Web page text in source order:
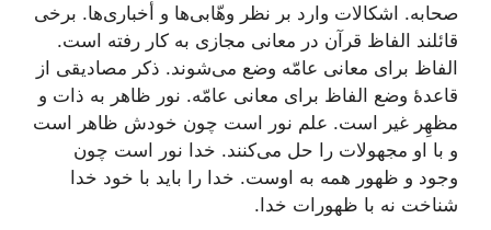
صحابه. اشکالات وارد بر نظر وهّابی‌ها و أخباری‌ها. برخی
قائلند الفاظ قرآن در معانی مجازی به کار رفته است.
الفاظ برای معانی عامّه وضع می‌شوند. ذکر مصادیقی از
قاعدۀ وضع الفاظ برای معانی عامّه. نور ظاهر به ذات و
مظهِر غیر است. علم نور است چون خودش ظاهر است
و با او مجهولات را حل می‌کنند. خدا نور است چون
وجود و ظهور همه به اوست. خدا را باید با خود خدا
شناخت نه با ظهورات خدا.